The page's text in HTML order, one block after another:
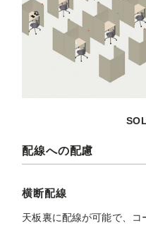
配線への配慮
横断配線
天板裏に配線が可能で、コ